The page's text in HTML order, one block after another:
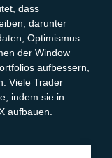
dass
darunter
Optimismus
der Window
aufbessern,
Viele Trader
indem sie in
aufbauen.